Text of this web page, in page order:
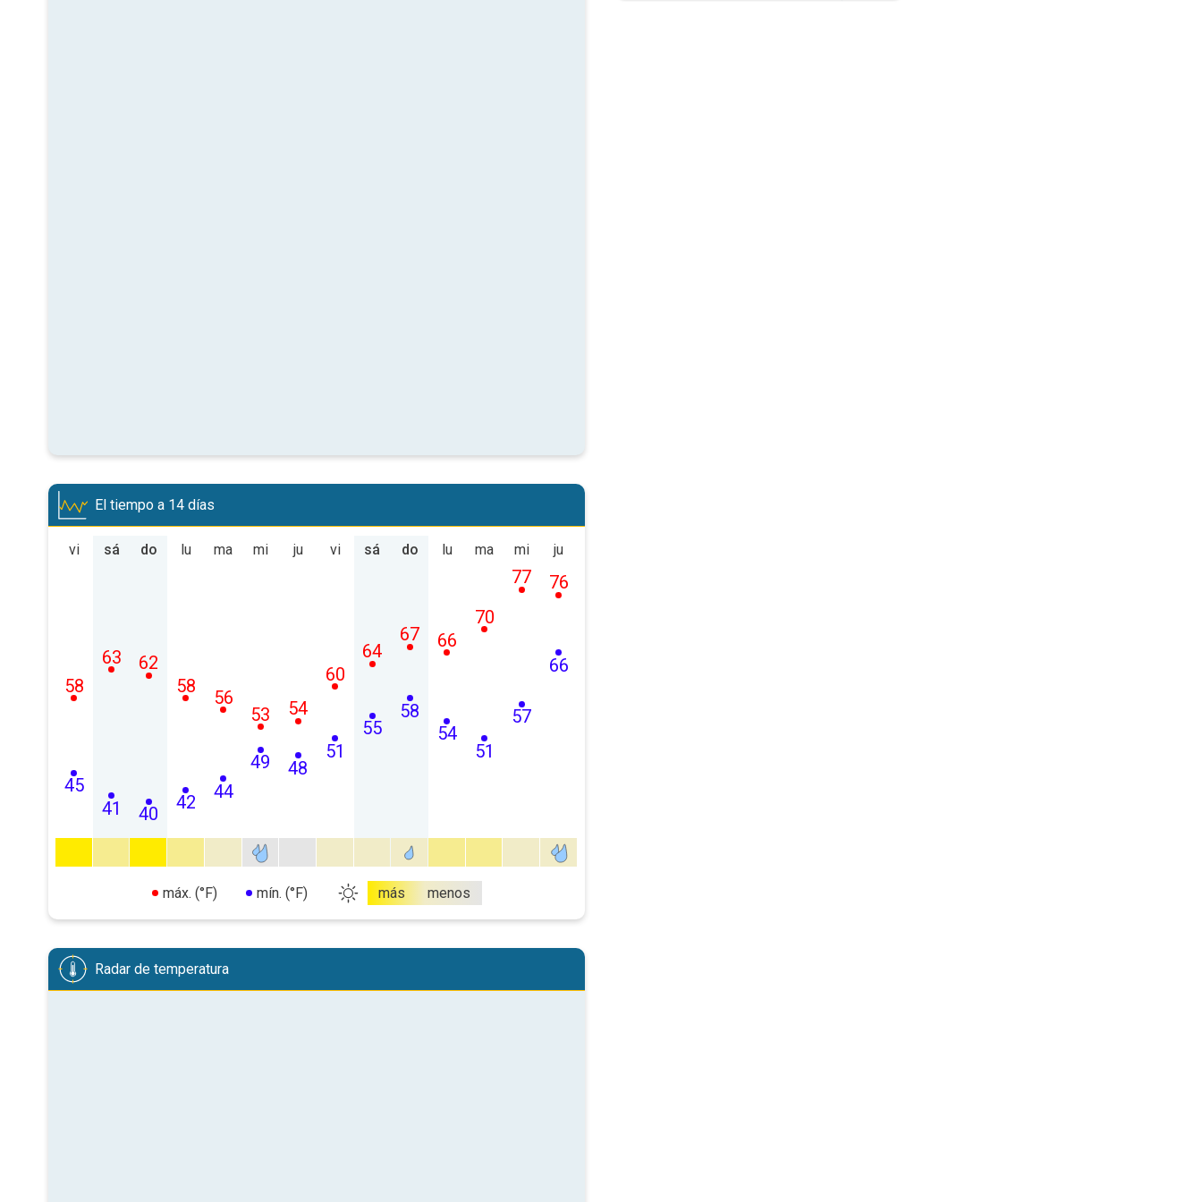
El tiempo a 14 días
vi
45
58
sá
41
63
do
40
62
lu
42
58
ma
44
56
mi
49
53
ju
48
54
vi
51
60
sá
55
64
do
58
67
lu
54
66
ma
51
70
mi
57
77
ju
66
76
máx. (°F) mín. (°F) más menos
Radar de temperatura